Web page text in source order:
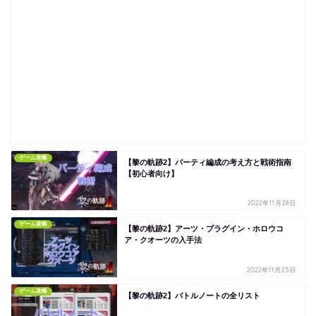
ゲーム攻略
【黎の軌跡2】パーティ編成の考え方と戦術指南
【初心者向け】
2022年11月28日
ゲーム攻略
【黎の軌跡2】アーツ・プラグイン・ホロウコ
ア・クオーツの入手法
2022年11月25日
ゲーム攻略
【黎の軌跡2】バトルノートの全リスト